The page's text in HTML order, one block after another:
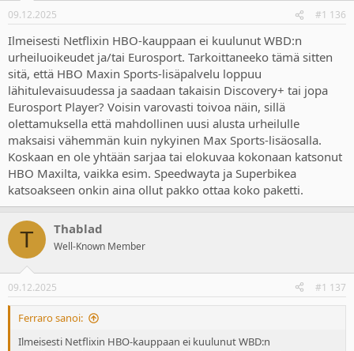
n
s
:
09.12.2025 #1 136
Ilmeisesti Netflixin HBO-kauppaan ei kuulunut WBD:n
urheiluoikeudet ja/tai Eurosport. Tarkoittaneeko tämä sitten
sitä, että HBO Maxin Sports-lisäpalvelu loppuu
lähitulevaisuudessa ja saadaan takaisin Discovery+ tai jopa
Eurosport Player? Voisin varovasti toivoa näin, sillä
olettamuksella että mahdollinen uusi alusta urheilulle
maksaisi vähemmän kuin nykyinen Max Sports-lisäosalla.
Koskaan en ole yhtään sarjaa tai elokuvaa kokonaan katsonut
HBO Maxilta, vaikka esim. Speedwayta ja Superbikea
katsoakseen onkin aina ollut pakko ottaa koko paketti.
T Thablad
Well-Known Member
09.12.2025 #1 137
Ferraro sanoi:
Ilmeisesti Netflixin HBO-kauppaan ei kuulunut WBD:n